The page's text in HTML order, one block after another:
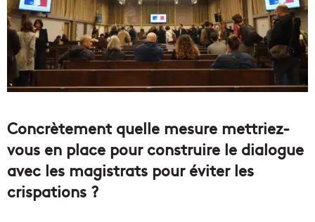
Concrètement quelle mesure mettriez-
vous en place pour construire le dialogue
avec les magistrats pour éviter les
crispations ?